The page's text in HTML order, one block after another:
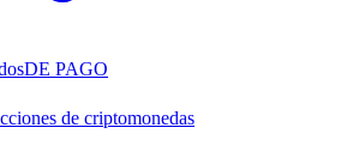
DE PAGO
de criptomonedas